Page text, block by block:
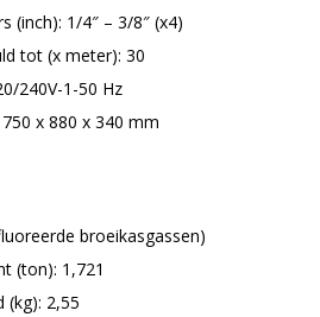
(inch): 1/4″ – 3/8″ (x4)
tot (x meter): 30
240V-1-50 Hz
x 880 x 340 mm
broeikasgassen)
(ton): 1,721
(kg): 2,55